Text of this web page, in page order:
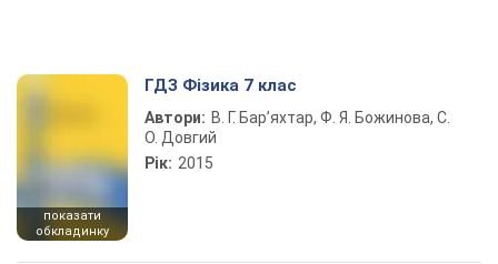
показати
обкладинку
ГДЗ Фізика 7 клас
Автори: В. Г. Бар’яхтар, Ф. Я. Божинова, С.
О. Довгий
Рік: 2015